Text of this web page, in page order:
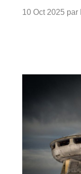
10 Oct 2025 par